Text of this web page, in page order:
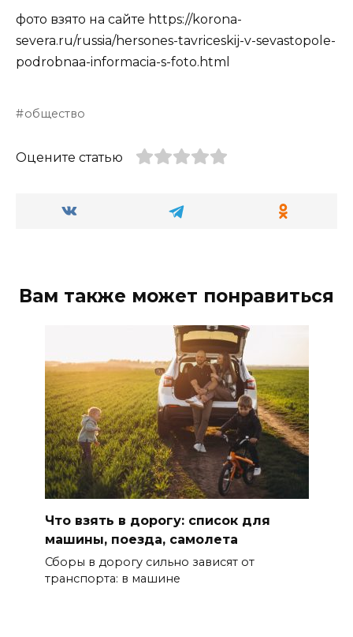
фото взято на сайте https://korona-
severa.ru/russia/hersones-tavriceskij-v-sevastopole-
podrobnaa-informacia-s-foto.html
общество
Оцените статью
Вам также может понравиться
Что взять в дорогу: список для
машины, поезда, самолета
Сборы в дорогу сильно зависят от
транспорта: в машине